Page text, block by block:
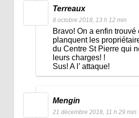
Terreaux
8 octobre 2018, 13 h 12 min
Bravo! On a enfin trouvé
planquent les
du Centre St Pierre qui
leurs charges! !
Sus! A l’ attaque!
Mengin
21 décembre 2018, 11 h 29 min